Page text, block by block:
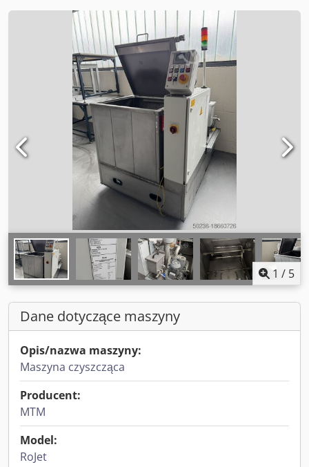
1 / 5
Dane dotyczące maszyny
Opis/nazwa maszyny:
Maszyna czyszcząca
Producent:
MTM
Model:
RoJet